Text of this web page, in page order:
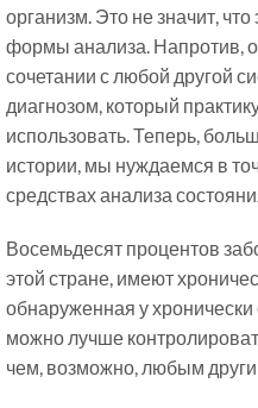
организм. Это не значит,
формы анализа. Напротив,
сочетании с любой другой
диагнозом, который
использовать. Теперь,
истории, мы нуждаемся в
средствах анализа
Восемьдесят процентов
этой стране, имеют
обнаруженная у
можно лучше
чем, возможно, любым